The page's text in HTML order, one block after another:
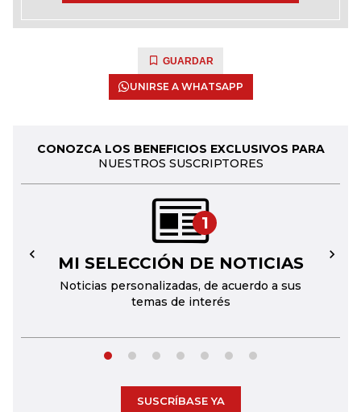
GUARDAR
UNIRSE A WHATSAPP
CONOZCA LOS BENEFICIOS EXCLUSIVOS PARA
NUESTROS SUSCRIPTORES
1
MI SELECCIÓN DE NOTICIAS
Noticias personalizadas, de acuerdo a sus
temas de interés
← →
SUSCRÍBASE YA